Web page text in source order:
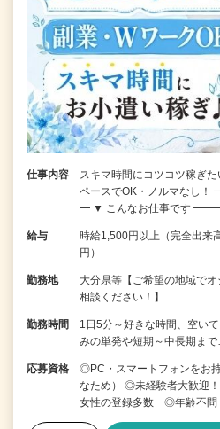
仕事内容
スキマ時間にコツコツ稼ぎ
ペースでOK・ノルマ
━ ▼ こんなお仕事です
給与
時給1,500円以上（完全出来
円）
勤務地
大分県等【ご希望の地域で
相談ください！】
勤務時間
1日5分～好きな時間、空い
みの単発や短期～中長期ま
応募資格
◎PC・スマートフォンをお
なため） ◎未経験者大歓迎
女性の登録多数 ◎年齢不問